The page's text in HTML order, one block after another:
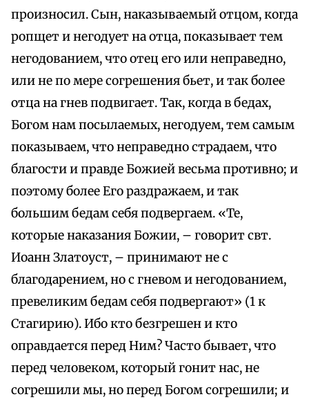
произносил. Сын, наказываемый отцом, когда
ропщет и негодует на отца, показывает тем
негодованием, что отец его или неправедно,
или не по мере согрешения бьет, и так более
отца на гнев подвигает. Так, когда в бедах,
Богом нам посылаемых, негодуем, тем самым
показываем, что неправедно страдаем, что
благости и правде Божией весьма противно; и
поэтому более Его раздражаем, и так
большим бедам себя подвергаем. «Те,
которые наказания Божии, – говорит свт.
Иоанн Златоуст, – принимают не с
благодарением, но с гневом и негодованием,
превеликим бедам себя подвергают» (1 к
Стагирию). Ибо кто безгрешен и кто
оправдается перед Ним? Часто бывает, что
перед человеком, который гонит нас, не
согрешили мы, но перед Богом согрешили; и